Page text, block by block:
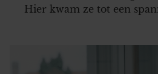
Hier kwam ze tot een